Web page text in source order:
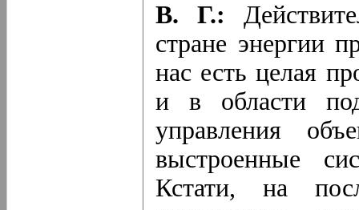
В. Г.:
стране энергии
нас есть целая
и в области
управления
выстроенные
Кстати, на